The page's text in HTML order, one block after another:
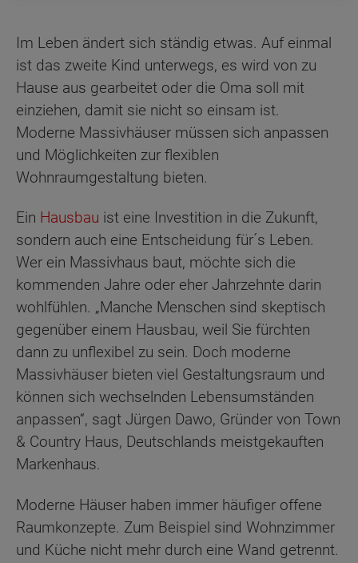
Im Leben ändert sich ständig etwas. Auf einmal
ist das zweite Kind unterwegs, es wird von zu
Hause aus gearbeitet oder die Oma soll mit
einziehen, damit sie nicht so einsam ist.
Moderne Massivhäuser müssen sich anpassen
und Möglichkeiten zur flexiblen
Wohnraumgestaltung bieten.
Ein Hausbau ist eine Investition in die Zukunft,
sondern auch eine Entscheidung für´s Leben.
Wer ein Massivhaus baut, möchte sich die
kommenden Jahre oder eher Jahrzehnte darin
wohlfühlen. „Manche Menschen sind skeptisch
gegenüber einem Hausbau, weil Sie fürchten
dann zu unflexibel zu sein. Doch moderne
Massivhäuser bieten viel Gestaltungsraum und
können sich wechselnden Lebensumständen
anpassen“, sagt Jürgen Dawo, Gründer von Town
& Country Haus, Deutschlands meistgekauften
Markenhaus.
Moderne Häuser haben immer häufiger offene
Raumkonzepte. Zum Beispiel sind Wohnzimmer
und Küche nicht mehr durch eine Wand getrennt.